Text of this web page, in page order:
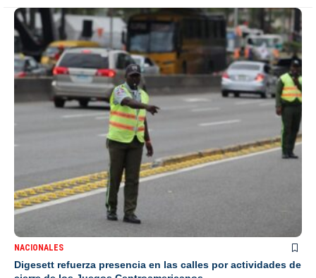
NACIONALES
Digesett refuerza presencia en las calles por actividades de